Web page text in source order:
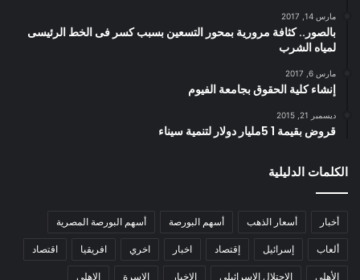
مارس 14, 2017
بالصور.. كثافة مرورية بمحور التسعين بسبب كسر فى الخط الرئيسى
لمياه الشرب
مارس 6, 2017
إنشاء كلية الحقوق بجامعة الفيوم
ديسمبر 21, 2015
قروض بقيمة 1 5مليار دولار لتنمية سيناء
الكلمات الدليلية
أخبار أسعار الذهب أسهم البورصة أسهم البورصة المصرية
ألعاب إسرائيل إقتصاد اخبار اخري افريقيا اقتصاد
الأهلي الاحتلال الإسرائيلي الاخبار الاسرة الاهلي